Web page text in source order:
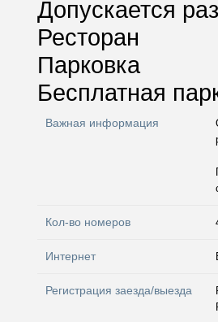
Допускается
Ресторан
Парковка
Бесплатная
Важная информация
Кол-во номеров
Интернет
Регистрация заезда/выезда